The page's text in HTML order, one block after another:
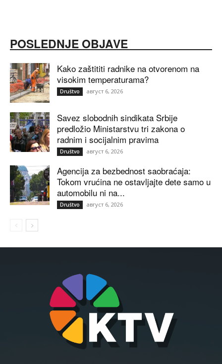
POSLEDNJE OBJAVE
Kako zaštititi radnike na otvorenom na
visokim temperaturama?
Društvo август 6, 2026
Savez slobodnih sindikata Srbije
predložio Ministarstvu tri zakona o
radnim i socijalnim pravima
Društvo август 6, 2026
Agencija za bezbednost saobraćaja:
Tokom vrućina ne ostavljajte dete samo u
automobilu ni na...
Društvo август 6, 2026